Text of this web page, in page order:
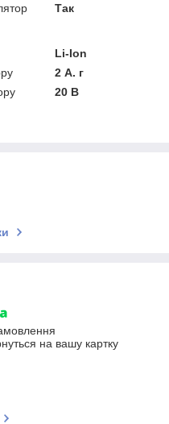
Так
Li-Ion
2 А. г
20 В
на вашу картку